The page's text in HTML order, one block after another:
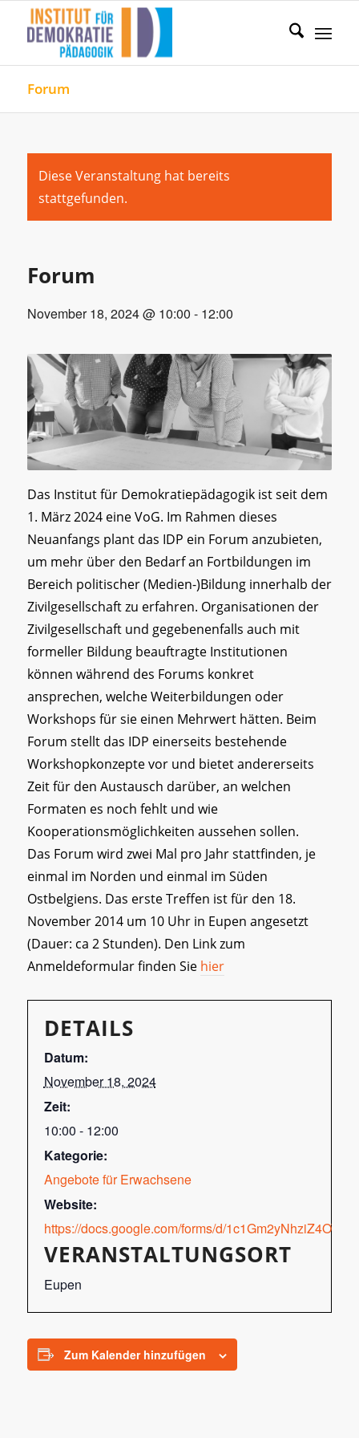
Forum
Diese Veranstaltung hat bereits
stattgefunden.
Forum
November 18, 2024 @ 10:00 - 12:00
Das Institut für Demokratiepädagogik ist seit dem
1. März 2024 eine VoG. Im Rahmen dieses
Neuanfangs plant das IDP ein Forum anzubieten,
um mehr über den Bedarf an Fortbildungen im
Bereich politischer (Medien-)Bildung innerhalb der
Zivilgesellschaft zu erfahren. Organisationen der
Zivilgesellschaft und gegebenenfalls auch mit
formeller Bildung beauftragte Institutionen
können während des Forums konkret
ansprechen, welche Weiterbildungen oder
Workshops für sie einen Mehrwert hätten. Beim
Forum stellt das IDP einerseits bestehende
Workshopkonzepte vor und bietet andererseits
Zeit für den Austausch darüber, an welchen
Formaten es noch fehlt und wie
Kooperationsmöglichkeiten aussehen sollen.
Das Forum wird zwei Mal pro Jahr stattfinden, je
einmal im Norden und einmal im Süden
Ostbelgiens. Das erste Treffen ist für den 18.
November 2014 um 10 Uhr in Eupen angesetzt
(Dauer: ca 2 Stunden). Den Link zum
Anmeldeformular finden Sie hier
DETAILS
Datum:
November 18, 2024
Zeit:
10:00 - 12:00
Kategorie:
Angebote für Erwachsene
Website:
https://docs.google.com/forms/d/
VERANSTALTUNGSORT
Eupen
Zum Kalender hinzufügen